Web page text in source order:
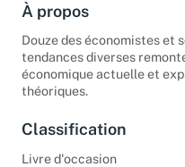
À propos
Douze des économistes et
tendances diverses
économique actuelle et
théoriques.
Classification
Livre d'occasion